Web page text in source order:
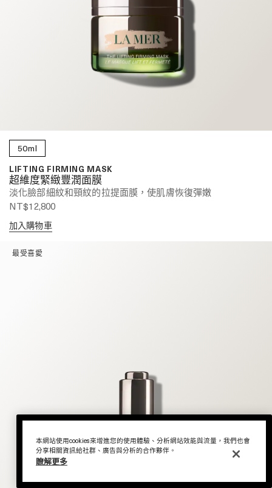
50ml
LIFTING FIRMING MASK
超維度緊緻豐潤面膜
淡化臉部細紋和頸紋的拉提面膜，使肌膚恢復彈嫩
NT$12,800
加入購物車
最受喜愛
本網站使用cookies來增進您的使用體驗、分析網站效能與流量，我們也會
分享相關資訊給社群、廣告與分析的合作夥伴。
瞭解更多